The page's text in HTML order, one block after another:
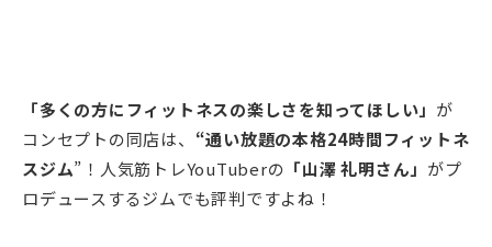
「多くの方にフィットネスの楽しさを知ってほしい」 が
コンセプトの同店は、 “通い放題の本格24時間フィットネ
スジム”！人気筋トレYouTuberの 「山澤 礼明さん」 がプ
ロデュースするジムでも評判ですよね！